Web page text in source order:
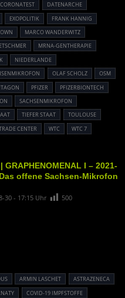
CORONATEST
DATENARCHE
EXOPOLITIK
FRANK HANNIG
MARCO WANDERWITZ
MRNA-GENTHERAPIE
NIEDERLANDE
OLAF SCHOLZ
OSM
PFIZER
PFIZERBIONTECH
SACHSENMIKROFON
TIEFER STAAT
TOULOUSE
CENTER WTC WTC 7
GRAPHENOMENAL I – 2021-
offene Sachsen-Mikrofon
30 - 17:15 Uhr 500
ARMIN LASCHET
ASTRAZENECA
COVID-19 IMPFSTOFFE